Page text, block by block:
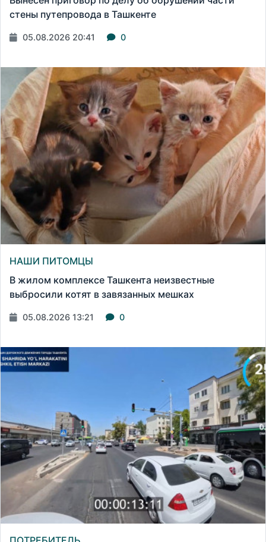
стены путепровода в Ташкенте
05.08.2026 20:41 0
НАШИ ПИТОМЦЫ
В жилом комплексе Ташкента неизвестные
выбросили котят в завязанных мешках
05.08.2026 13:21 0